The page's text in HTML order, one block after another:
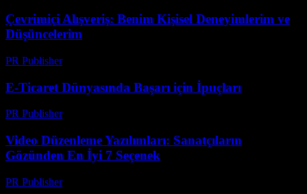
Çevrimiçi Alışveriş: Benim Kişisel Deneyimlerim ve
Düşüncelerim
PR Publisher-
E-Ticaret Dünyasında Başarı için İpuçları
PR Publisher-
Video Düzenleme Yazılımları: Sanatçıların
Gözünden En İyi 7 Seçenek
PR Publisher-